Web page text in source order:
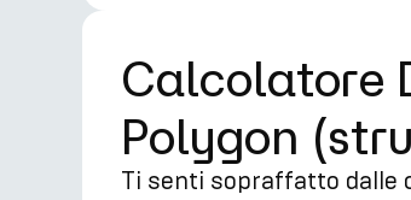
Calcolatore
Polygon
Ti senti sopraffatto dalle